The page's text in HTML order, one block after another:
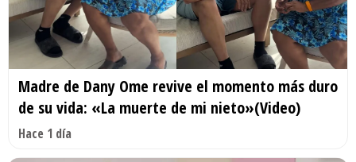
Madre de Dany Ome revive el momento más duro
de su vida: «La muerte de mi nieto»(Video)
Hace 1 día